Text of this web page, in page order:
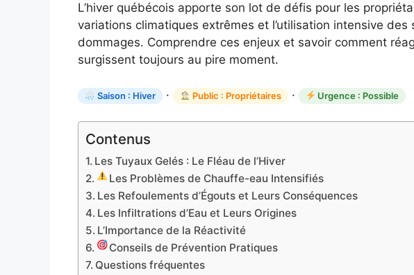
L’hiver québécois apporte son lot de défis pour les
variations climatiques extrêmes et l’utilisation intensive
dommages. Comprendre ces enjeux et savoir comment
surgissent toujours au pire moment.
Saison : Hiver · Public : Propriétaires · Urgence : Possible
Contenus
Les Tuyaux Gelés : Le Fléau de l’Hiver
Les Problèmes de Chauffe-eau Intensifiés
Les Refoulements d’Égouts et Leurs Conséquences
Les Infiltrations d’Eau et Leurs Origines
L’Importance de la Réactivité
Conseils de Prévention Pratiques
Questions fréquentes